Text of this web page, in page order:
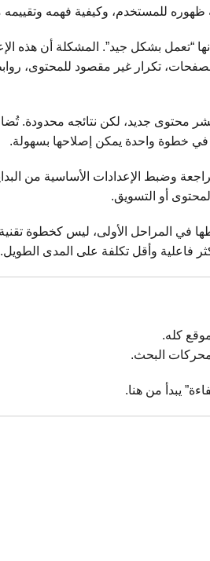
ظهوره للمستخدم، وكيفية فهمه
“تعمل بشكل جيد”. المشكلة أن هذه
تكرار غير مقصود للمحتوى،
محتوى جديد، لكن نتائجه محدودة.
خطوة واحدة يمكن إصلاحها بسهولة.
وضبط الإعدادات الأساسية من
أو التسويق.
في المراحل الأولى، ليس كخطوة
فاعلية وأقل تكلفة على المدى الطويل.
كله.
البحث.
يبدأ من هنا.